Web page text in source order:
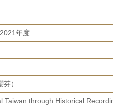
年度
）
Taiwan through Historical